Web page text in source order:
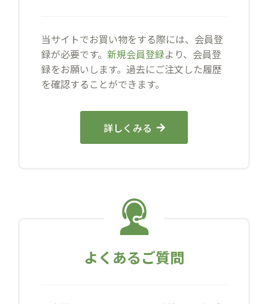
当サイトでお買い物をする際には、会員登
録が必要です。 新規会員登録より、会員登
録をお願いします。過去にご注文した履歴
を確認することができます。
詳しくみる
よくあるご質問